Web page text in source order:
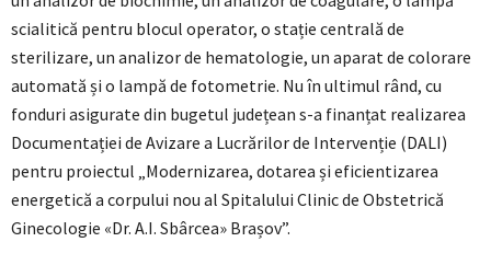
scialitică pentru blocul operator, o stație centrală de
sterilizare, un analizor de hematologie, un aparat de colorare
automată și o lampă de fotometrie. Nu în ultimul rând, cu
fonduri asigurate din bugetul județean s-a finanțat realizarea
Documentației de Avizare a Lucrărilor de Intervenție (DALI)
pentru proiectul „Modernizarea, dotarea și eficientizarea
energetică a corpului nou al Spitalului Clinic de Obstetrică
Ginecologie «Dr. A.I. Sbârcea» Brașov”.